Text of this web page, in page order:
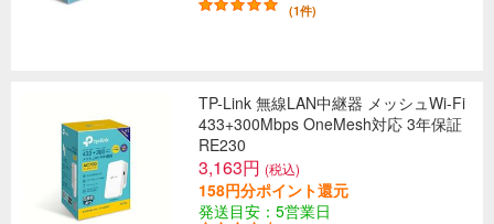
(1件)
TP-Link 無線LAN中継器 メッシュWi-Fi
433+300Mbps OneMesh対応 3年保証
RE230
3,163円 (税込)
158円分ポイント還元
発送目安：5営業日